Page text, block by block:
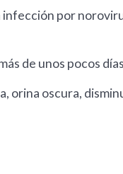
por
de unos pocos
orina oscura,